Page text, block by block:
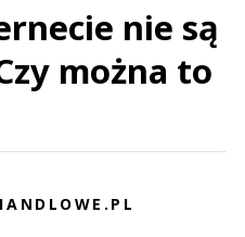
nie są
można to